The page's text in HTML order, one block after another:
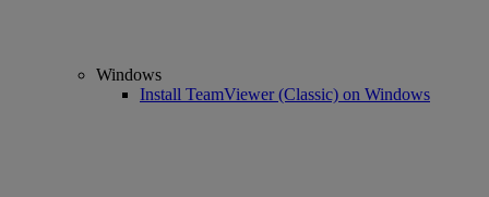
Windows
Install TeamViewer (Classic) on Windows